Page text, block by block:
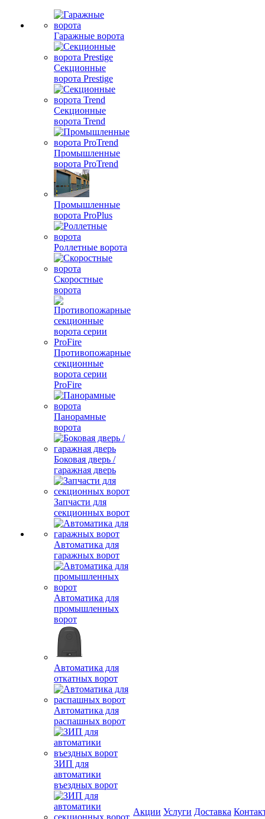
Гаражные ворота
Секционные
ворота Prestige
Секционные
ворота Trend
Промышленные
ворота ProTrend
Промышленные
ворота ProPlus
Роллетные ворота
Скоростные
ворота
Противопожарные
секционные
ворота серии
ProFire
Панорамные
ворота
Боковая дверь /
гаражная дверь
Запчасти для
секционных ворот
Автоматика для
гаражных ворот
Автоматика для
промышленных
ворот
Автоматика для
откатных ворот
Автоматика для
распашных ворот
ЗИП для
автоматики
въездных ворот
Акции Услуги Доставка